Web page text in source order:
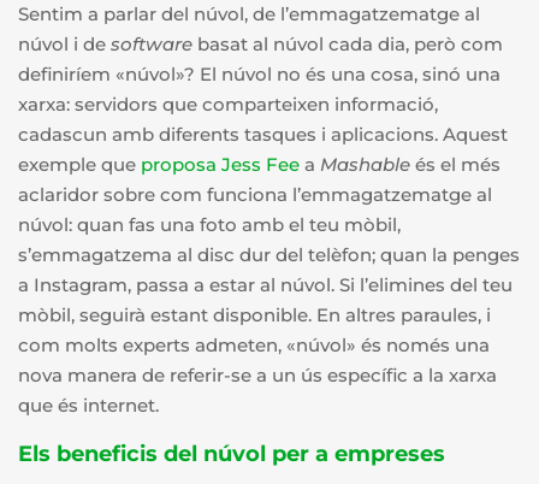
Sentim a parlar del núvol, de l’emmagatzematge al
núvol i de software basat al núvol cada dia, però com
definiríem «núvol»? El núvol no és una cosa, sinó una
xarxa: servidors que comparteixen informació,
cadascun amb diferents tasques i aplicacions. Aquest
exemple que proposa Jess Fee a Mashable és el més
aclaridor sobre com funciona l’emmagatzematge al
núvol: quan fas una foto amb el teu mòbil,
s’emmagatzema al disc dur del telèfon; quan la penges
a Instagram, passa a estar al núvol. Si l’elimines del teu
mòbil, seguirà estant disponible. En altres paraules, i
com molts experts admeten, «núvol» és només una
nova manera de referir-se a un ús específic a la xarxa
que és internet.
Els beneficis del núvol per a empreses